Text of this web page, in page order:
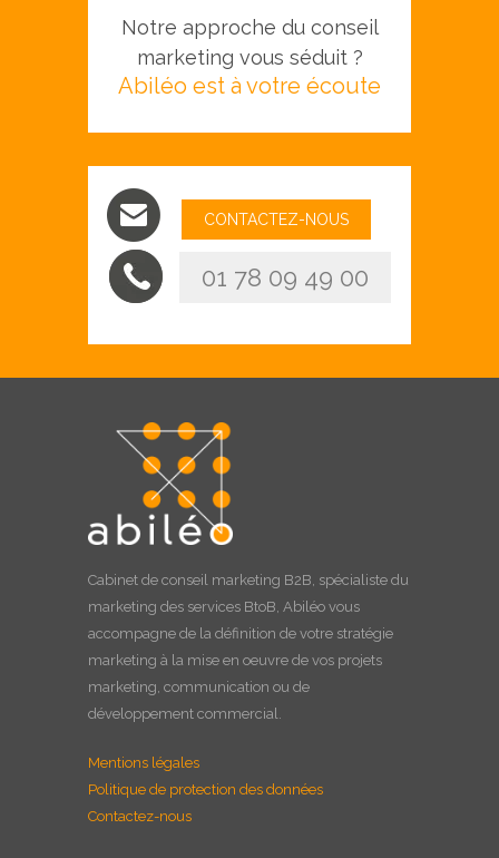
Notre approche du conseil
marketing vous séduit ?
Abiléo est à votre écoute
CONTACTEZ-NOUS
01 78 09 49 00
Cabinet de conseil marketing B2B, spécialiste du
marketing des services BtoB, Abiléo vous
accompagne de la définition de votre stratégie
marketing à la mise en oeuvre de vos projets
marketing, communication ou de
développement commercial.
Mentions légales
Politique de protection des données
Contactez-nous